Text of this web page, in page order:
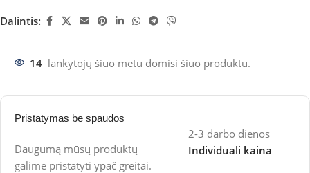
Dalintis:
14 lankytojų šiuo metu domisi šiuo produktu.
Pristatymas be spaudos
Daugumą mūsų produktų
galime pristatyti ypač greitai.
2-3 darbo dienos
Individuali kaina